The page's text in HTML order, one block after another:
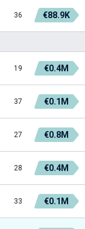
36 €88.9K
19 €0.4M
37 €0.1M
27 €0.8M
28 €0.4M
33 €0.1M